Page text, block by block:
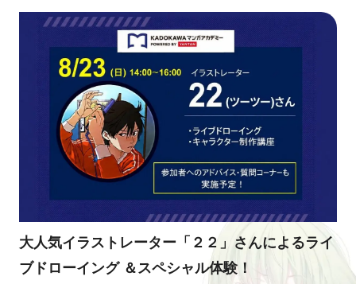
大人気イラストレーター「２２」さんによるライ
ブドローイング ＆スペシャル体験！